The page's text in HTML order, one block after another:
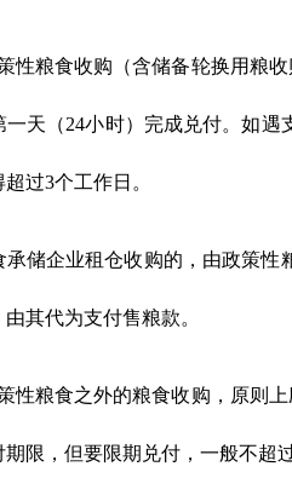
性粮食收购（含储备轮换用粮
一天（24小时）完成兑付。如
过3个工作日。
承储企业租仓收购的，由政策
其代为支付售粮款。
性粮食之外的粮食收购，原则
限，但要限期兑付，一般不超